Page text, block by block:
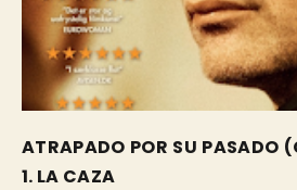
ATRAPADO POR SU PASADO
1. LA CAZA